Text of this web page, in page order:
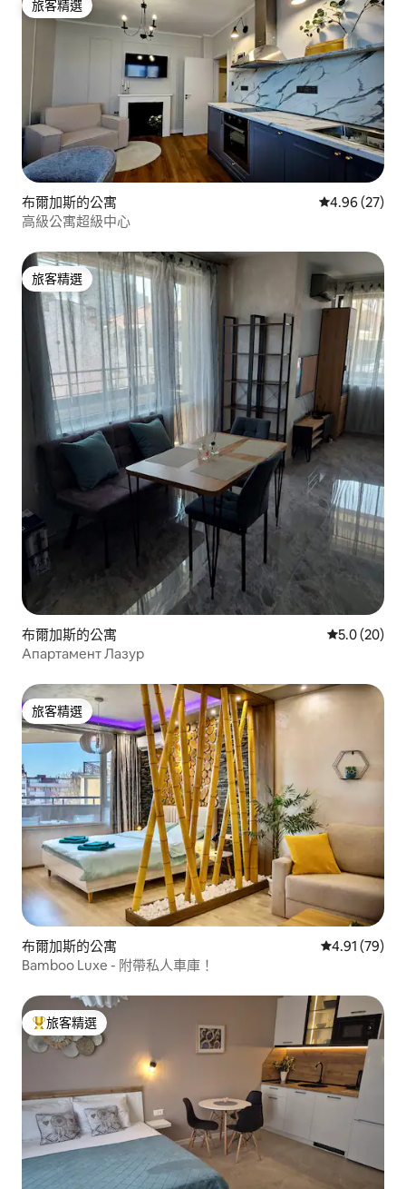
旅客精選
旅客精選
布爾加斯的公寓 從 27 則評價
4.96 (27)
高級公寓超級中心
旅客精選
旅客精選
布爾加斯的公寓 從 20 則評
5.0 (20)
Апартамент Лазур
旅客精選
旅客精選
布爾加斯的公寓 從 79 則評價
4.91 (79)
Bamboo Luxe - 附帶私人車庫！
旅客精選榜首
旅客精選